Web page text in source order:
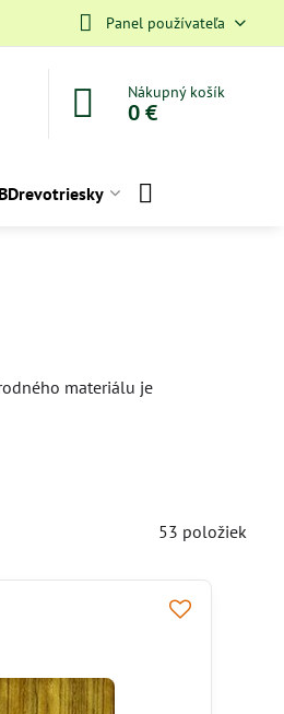
Panel používateľa
Nákupný košík
0 €
Drevotriesky
materiálu je
53 položiek